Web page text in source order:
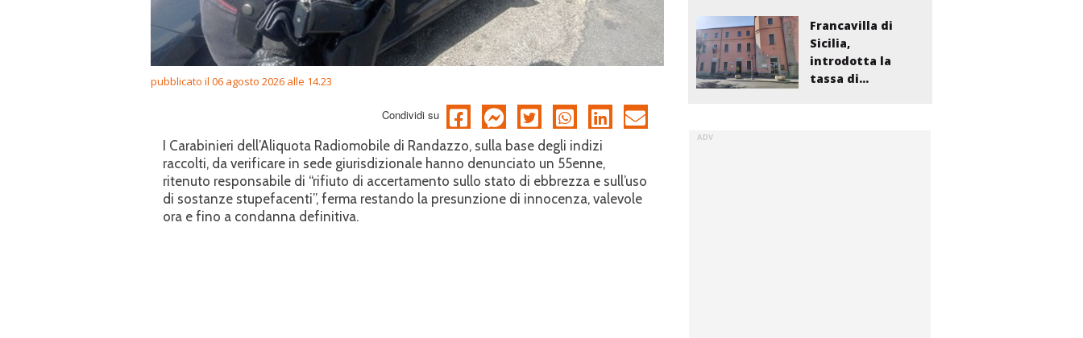
pubblicato il 06 agosto 2026 alle 14.23
Condividi su
I Carabinieri dell’Aliquota Radiomobile di Randazzo, sulla base degli indizi
raccolti, da verificare in sede giurisdizionale hanno denunciato un 55enne,
ritenuto responsabile di “rifiuto di accertamento sullo stato di ebbrezza e sull’uso
di sostanze stupefacenti”, ferma restando la presunzione di innocenza, valevole
ora e fino a condanna definitiva.
Francavilla di
Sicilia,
introdotta la
tassa di...